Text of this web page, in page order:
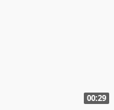
00:29